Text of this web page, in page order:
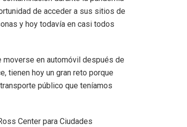
de acceder a sus sitios de
y hoy todavía en casi todos
moverse en automóvil después de
tienen hoy un gran reto porque
público que teníamos
Center para Ciudades